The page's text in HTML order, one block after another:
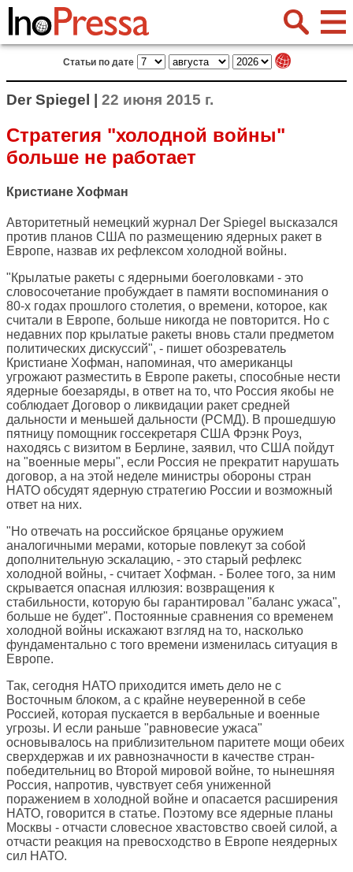
Статьи по дате
Der Spiegel | 22 июня 2015 г.
Стратегия "холодной войны"
больше не работает
Кристиане Хофман
Авторитетный немецкий журнал Der Spiegel высказался
против планов США по размещению ядерных ракет в
Европе, назвав их рефлексом холодной войны.
"Крылатые ракеты с ядерными боеголовками - это
словосочетание пробуждает в памяти воспоминания о
80-х годах прошлого столетия, о времени, которое, как
считали в Европе, больше никогда не повторится. Но с
недавних пор крылатые ракеты вновь стали предметом
политических дискуссий", - пишет обозреватель
Кристиане Хофман, напоминая, что американцы
угрожают разместить в Европе ракеты, способные нести
ядерные боезаряды, в ответ на то, что Россия якобы не
соблюдает Договор о ликвидации ракет средней
дальности и меньшей дальности (РСМД). В прошедшую
пятницу помощник госсекретаря США Фрэнк Роуз,
находясь с визитом в Берлине, заявил, что США пойдут
на "военные меры", если Россия не прекратит нарушать
договор, а на этой неделе министры обороны стран
НАТО обсудят ядерную стратегию России и возможный
ответ на них.
"Но отвечать на российское бряцанье оружием
аналогичными мерами, которые повлекут за собой
дополнительную эскалацию, - это старый рефлекс
холодной войны, - считает Хофман. - Более того, за ним
скрывается опасная иллюзия: возвращения к
стабильности, которую бы гарантировал "баланс ужаса",
больше не будет". Постоянные сравнения со временем
холодной войны искажают взгляд на то, насколько
фундаментально с того времени изменилась ситуация в
Европе.
Так, сегодня НАТО приходится иметь дело не с
Восточным блоком, а с крайне неуверенной в себе
Россией, которая пускается в вербальные и военные
угрозы. И если раньше "равновесие ужаса"
основывалось на приблизительном паритете мощи обеих
сверхдержав и их равнозначности в качестве стран-
победительниц во Второй мировой войне, то нынешняя
Россия, напротив, чувствует себя униженной
поражением в холодной войне и опасается расширения
НАТО, говорится в статье. Поэтому все ядерные планы
Москвы - отчасти словесное хвастовство своей силой, а
отчасти реакция на превосходство в Европе неядерных
сил НАТО.